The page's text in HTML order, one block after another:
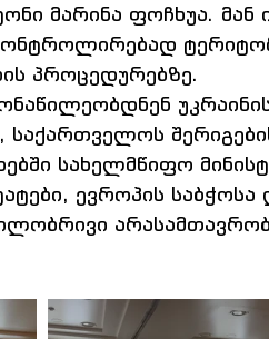
მარინა ფოჩხუა. მან
პროცედურებზე.
საქართველოს
სახელმწიფო
ევროპის